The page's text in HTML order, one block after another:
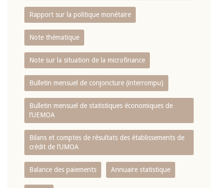
Rapport sur la politique monétaire
Note thématique
Note sur la situation de la microfinance
Bulletin mensuel de conjoncture (interrompu)
Bulletin mensuel de statistiques économiques de
l‘UEMOA
Bilans et comptes de résultats des établissements de
crédit de l‘UMOA
Balance des paiements Annuaire statistique